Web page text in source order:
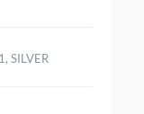
SILVER